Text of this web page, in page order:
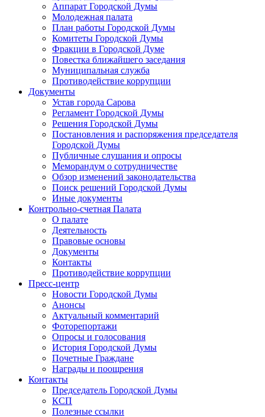
Аппарат Городской Думы
Молодежная палата
План работы Городской Думы
Комитеты Городской Думы
Фракции в Городской Думе
Повестка ближайшего заседания
Муниципальная служба
Противодействие коррупции
Документы
Устав города Сарова
Регламент Городской Думы
Решения Городской Думы
Постановления и распоряжения председателя
Городской Думы
Публичные слушания и опросы
Меморандум о сотрудничестве
Обзор изменений законодательства
Поиск решений Городской Думы
Иные документы
Контрольно-счетная Палата
О палате
Деятельность
Правовые основы
Документы
Контакты
Противодействие коррупции
Пресс-центр
Новости Городской Думы
Анонсы
Актуальный комментарий
Фоторепортажи
Опросы и голосования
История Городской Думы
Почетные Граждане
Награды и поощрения
Контакты
Председатель Городской Думы
КСП
Полезные ссылки